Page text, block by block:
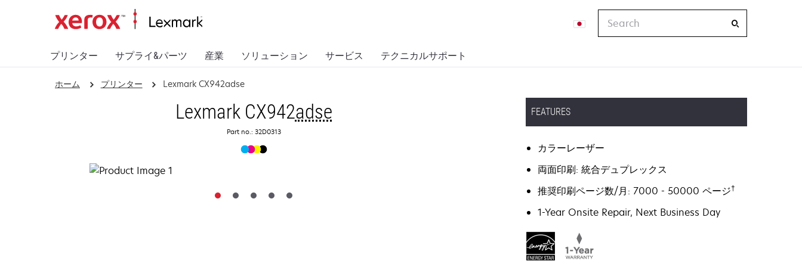
プリンター サプライ&パーツ 産業 ソリューション サービス テクニカルサポート
ホーム プリンター Lexmark CX942adse
Lexmark CX942adse
Part no.: 32D0313
FEATURES
カラーレーザー
両面印刷: 統合デュプレックス
推奨印刷ページ数/月: 7000 - 50000 ページ†
1-Year Onsite Repair, Next Business Day